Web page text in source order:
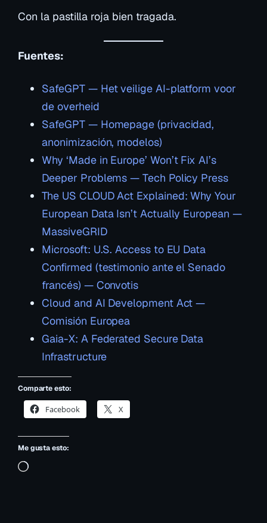
Con la pastilla roja bien tragada.
Fuentes:
SafeGPT — Het veilige AI-platform voor
de overheid
SafeGPT — Homepage (privacidad,
anonimización, modelos)
Why ‘Made in Europe’ Won’t Fix AI’s
Deeper Problems — Tech Policy Press
The US CLOUD Act Explained: Why Your
European Data Isn’t Actually European —
MassiveGRID
Microsoft: U.S. Access to EU Data
Confirmed (testimonio ante el Senado
francés) — Convotis
Cloud and AI Development Act —
Comisión Europea
Gaia-X: A Federated Secure Data
Infrastructure
Comparte esto:
Facebook X
Me gusta esto:
Cargando…